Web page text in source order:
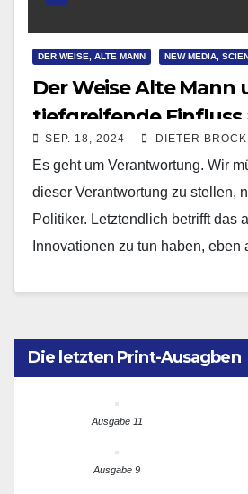
DER WEISE, ALTE MANN NEW MEDIA,
Der Weise Alte Mann
tiefgreifende Einfluss
Gesellschaft
SEP. 18, 2024 DIETER
Es geht um Verantwortung. Wir
dieser Verantwortung zu stellen,
Politiker. Letztendlich betrifft das
Innovationen zu tun haben,
Die letzten Print-Ausagben
Ausgabe 11
Ausgabe 9